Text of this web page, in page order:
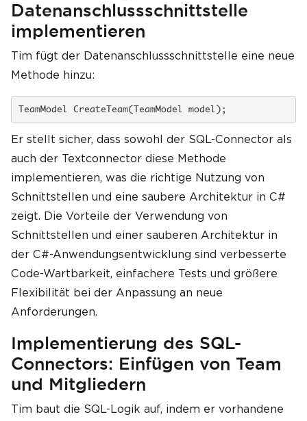
Datenanschlussschnittstelle
implementieren
Tim fügt der Datenanschlussschnittstelle eine neue
Methode hinzu:
TeamModel CreateTeam(TeamModel model);
Er stellt sicher, dass sowohl der SQL-Connector als
auch der Textconnector diese Methode
implementieren, was die richtige Nutzung von
Schnittstellen und eine saubere Architektur in C#
zeigt. Die Vorteile der Verwendung von
Schnittstellen und einer sauberen Architektur in
der C#-Anwendungsentwicklung sind verbesserte
Code-Wartbarkeit, einfachere Tests und größere
Flexibilität bei der Anpassung an neue
Anforderungen.
Implementierung des SQL-
Connectors: Einfügen von Team
und Mitgliedern
Tim baut die SQL-Logik auf, indem er vorhandene